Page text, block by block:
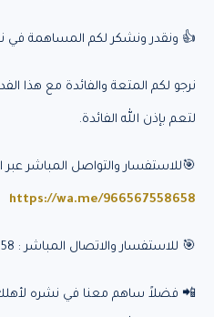
👍 ونقدر ونشكر لكم المساهمة في
نرجو لكم المتعة والفائدة مع هذا
لتعم بإذن الله الفائدة.
🎯للاستفسار والتواصل المباشر عبر
https://wa.me/966567558658
🎯 للاستفسار والاتصال المباشر : 00966567558658
📲 فضلاً ساهم معنا في نشره